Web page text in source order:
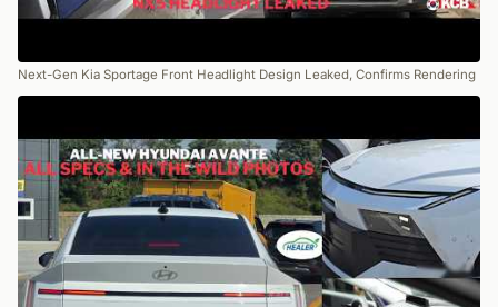
Next-Gen Kia Sportage Front Headlight Design Leaked, Confirms Rendering